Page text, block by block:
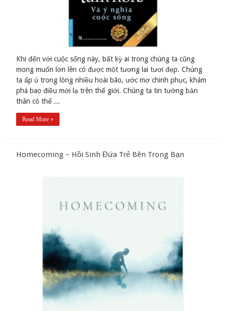
Khi đến với cuộc sống này, bất kỳ ai trong chúng ta cũng
mong muốn lớn lên có được một tương lai tươi đẹp. Chúng
ta ấp ủ trong lòng nhiều hoài bão, ước mơ chinh phục, khám
phá bao điều mới lạ trên thế giới. Chúng ta tin tưởng bản
thân có thể ...
Read More »
Homecoming – Hồi Sinh Đứa Trẻ Bên Trong Bạn